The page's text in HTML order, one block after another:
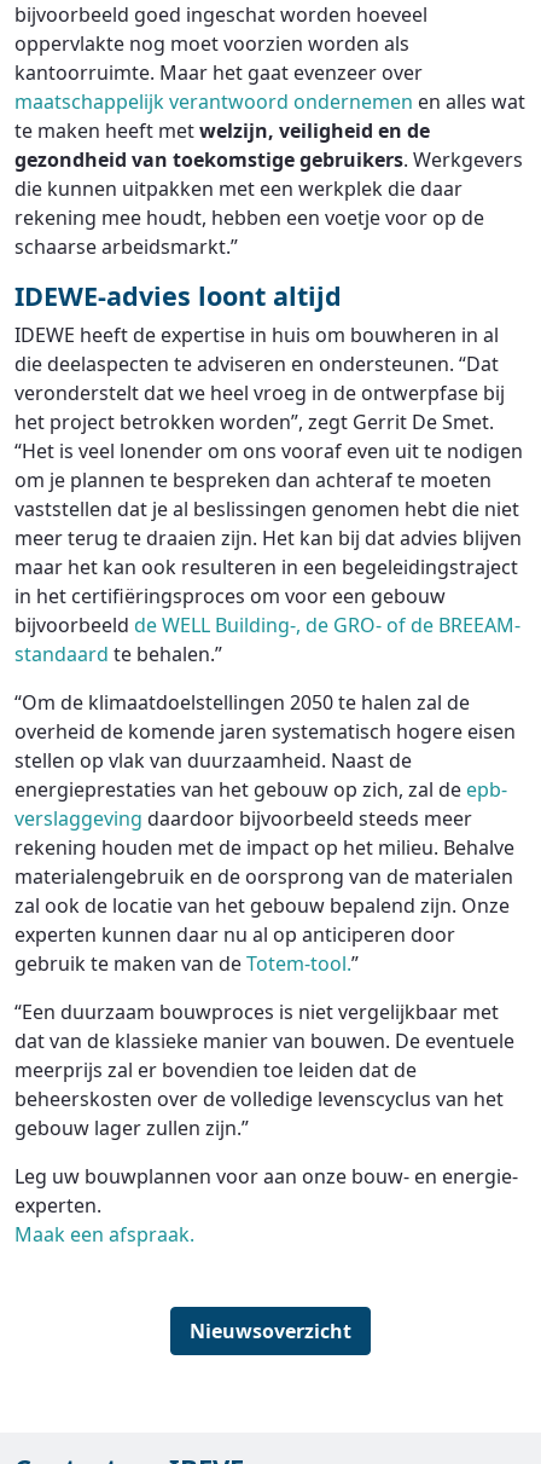
bijvoorbeeld goed ingeschat worden hoeveel
oppervlakte nog moet voorzien worden als
kantoorruimte. Maar het gaat evenzeer over
maatschappelijk verantwoord ondernemen en alles wat
te maken heeft metwelzijn, veiligheid en de
gezondheid van toekomstige gebruikers. Werkgevers
die kunnen uitpakken met een werkplek die daar
rekening mee houdt, hebben een voetje voor op de
schaarse arbeidsmarkt.”
IDEWE-advies loont altijd
IDEWE heeft de expertise in huis om bouwheren in al
die deelaspecten te adviseren en ondersteunen. “Dat
veronderstelt dat we heel vroeg in de ontwerpfase bij
het project betrokken worden”, zegt Gerrit De Smet.
“Het is veel lonender om ons vooraf even uit te nodigen
om je plannen te bespreken dan achteraf te moeten
vaststellen dat je al beslissingen genomen hebt die niet
meer terug te draaien zijn. Het kan bij dat advies blijven
maar het kan ook resulteren in een begeleidingstraject
in het certifiëringsproces om voor een gebouw
bijvoorbeeld de WELL Building-, de GRO- of de BREEAM-
standaard te behalen.”
“Om de klimaatdoelstellingen 2050 te halen zal de
overheid de komende jaren systematisch hogere eisen
stellen op vlak van duurzaamheid. Naast de
energieprestaties van het gebouw op zich, zal de epb-
verslaggeving daardoor bijvoorbeeld steeds meer
rekening houden met de impact op het milieu. Behalve
materialengebruik en de oorsprong van de materialen
zal ook de locatie van het gebouw bepalend zijn. Onze
experten kunnen daar nu al op anticiperen door
gebruik te maken van deTotem-tool.”
“Een duurzaam bouwproces is niet vergelijkbaar met
dat van de klassieke manier van bouwen. De eventuele
meerprijs zal er bovendien toe leiden dat de
beheerskosten over de volledige levenscyclus van het
gebouw lager zullen zijn.”
Leg uw bouwplannen voor aan onze bouw- en energie-
experten.
Maak een afspraak.
Nieuwsoverzicht